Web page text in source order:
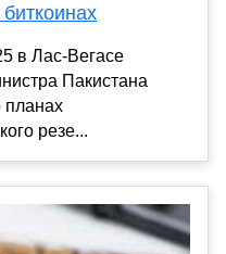
в Лас-Вегасе
Пакистана
планах
резе...